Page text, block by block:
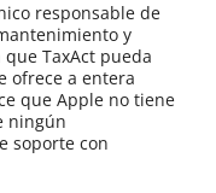
responsable de
y
TaxAct pueda
ofrece a entera
que Apple no tiene
ningún
soporte con